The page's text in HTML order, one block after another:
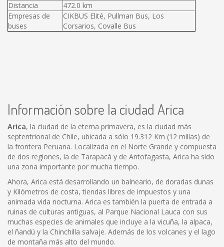
Distancia
472.0 km
Empresas de
buses
CIKBUS Elité, Pullman Bus, Los
Corsarios, Covalle Bus
Información sobre la ciudad Arica
Arica, la ciudad de la eterna primavera, es la ciudad más
septentrional de Chile, ubicada a sólo 19.312 Km (12 millas) de
la frontera Peruana. Localizada en el Norte Grande y compuesta
de dos regiones, la de Tarapacá y de Antofagasta, Arica ha sido
una zona importante por mucha tiempo.
Ahora, Arica está desarrollando un balneario, de doradas dunas
y Kilómetros de costa, tiendas libres de impuestos y una
animada vida nocturna. Arica es también la puerta de entrada a
ruinas de culturas antiguas, al Parque Nacional Lauca con sus
muchas especies de animales que incluye a la vicuña, la alpaca,
el ñandú y la Chinchilla salvaje. Además de los volcanes y el lago
de montaña más alto del mundo.